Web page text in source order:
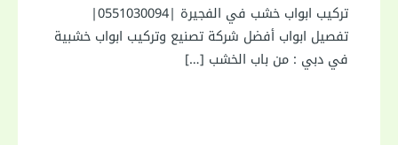
تركيب ابواب خشب في الفجيرة |0551030094|
تفصيل ابواب أفضل شركة تصنيع وتركيب ابواب خشبية
في دبي : من باب الخشب […]